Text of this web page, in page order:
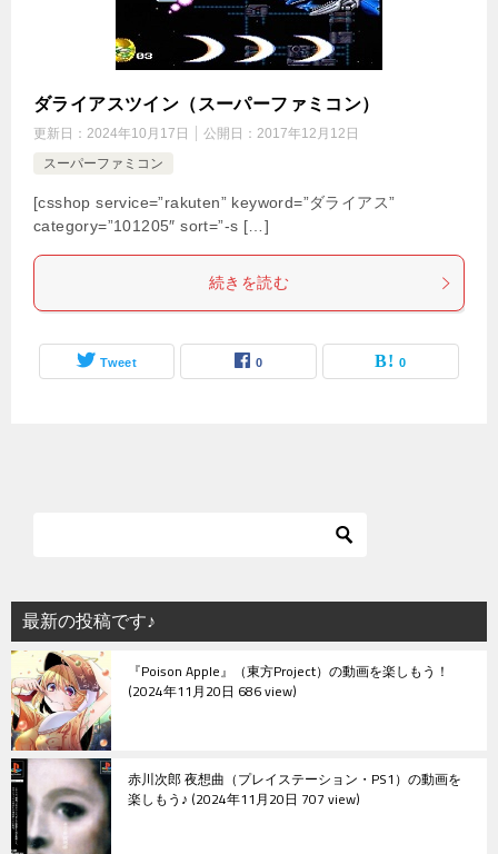
ダライアスツイン（スーパーファミコン）
更新日： 2024年10月17日 公開日： 2017年12月12日
スーパーファミコン
[csshop service=”rakuten” keyword=”ダライアス”
category=”101205″ sort=”-s […]
続きを読む
Tweet 0 0
最新の投稿です♪
『Poison Apple』（東方Project）の動画を楽しもう！
2024年11月20日 686 view
赤川次郎 夜想曲（プレイステーション・PS1）の動画を
楽しもう♪ 2024年11月20日 707 view